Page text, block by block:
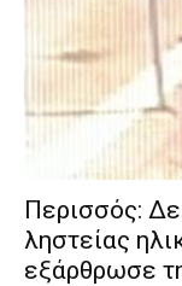
Περισσός:
ληστείας
εξάρθρωσε